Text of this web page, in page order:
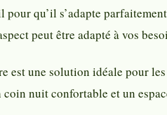
pour qu’il s’adapte
peut être adapté à vos
est une solution idéale pour
nuit confortable et un